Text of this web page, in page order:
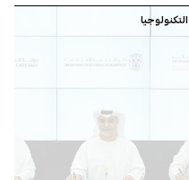
التكنولوجيا